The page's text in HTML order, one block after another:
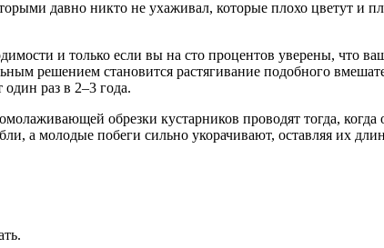
давно никто не ухаживал, которые плохо цветут
и только если вы на сто процентов уверены, что
решением становится растягивание подобного
раз в 2–3 года.
обрезки кустарников проводят тогда,
а молодые побеги сильно укорачивают, оставляя их